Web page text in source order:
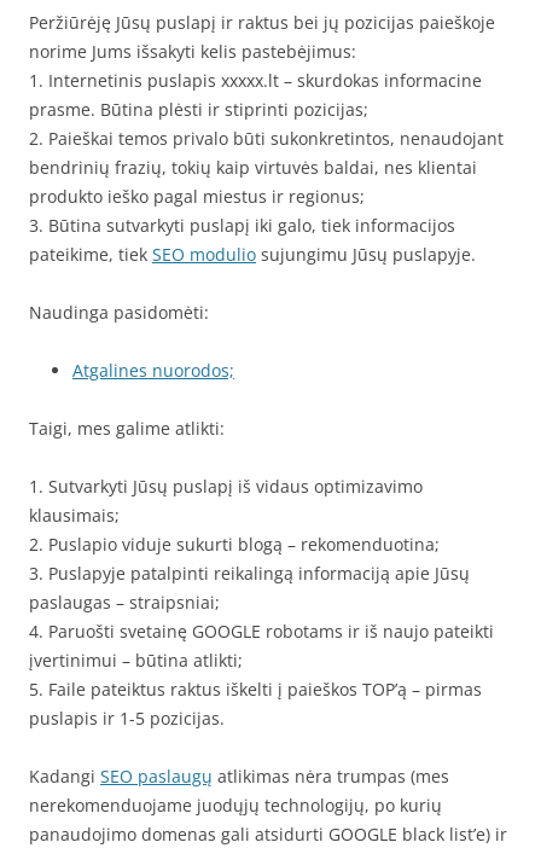
Peržiūrėję Jūsų puslapį ir raktus bei jų pozicijas paieškoje
norime Jums išsakyti kelis pastebėjimus:
1. Internetinis puslapis xxxxx.lt – skurdokas informacine
prasme. Būtina plėsti ir stiprinti pozicijas;
2. Paieškai temos privalo būti sukonkretintos, nenaudojant
bendrinių frazių, tokių kaip virtuvės baldai, nes klientai
produkto ieško pagal miestus ir regionus;
3. Būtina sutvarkyti puslapį iki galo, tiek informacijos
pateikime, tiek SEO modulio sujungimu Jūsų puslapyje.
Naudinga pasidomėti:
Atgalines nuorodos;
Taigi, mes galime atlikti:
1. Sutvarkyti Jūsų puslapį iš vidaus optimizavimo
klausimais;
2. Puslapio viduje sukurti blogą – rekomenduotina;
3. Puslapyje patalpinti reikalingą informaciją apie Jūsų
paslaugas – straipsniai;
4. Paruošti svetainę GOOGLE robotams ir iš naujo pateikti
įvertinimui – būtina atlikti;
5. Faile pateiktus raktus iškelti į paieškos TOP’ą – pirmas
puslapis ir 1-5 pozicijas.
Kadangi SEO paslaugų atlikimas nėra trumpas (mes
nerekomenduojame juodųjų technologijų, po kurių
panaudojimo domenas gali atsidurti GOOGLE black list’e) ir